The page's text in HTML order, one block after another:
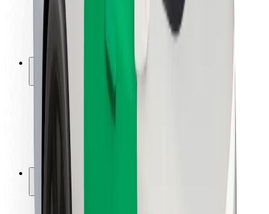
Juhtide ohutus
Tõukerattaohutus
Safety Lab
Asukohad
Lahendused linnadele
Lennujaamad
Bolti laadimisdokid
Sõitjatele